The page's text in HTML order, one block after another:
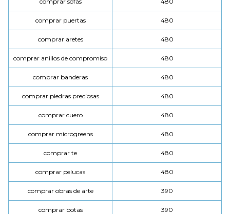
comprar puertas 480
comprar aretes 480
comprar anillos de compromiso 480
comprar banderas 480
comprar piedras preciosas 480
comprar cuero 480
comprar microgreens 480
comprar te 480
comprar pelucas 480
comprar obras de arte 390
comprar botas 390